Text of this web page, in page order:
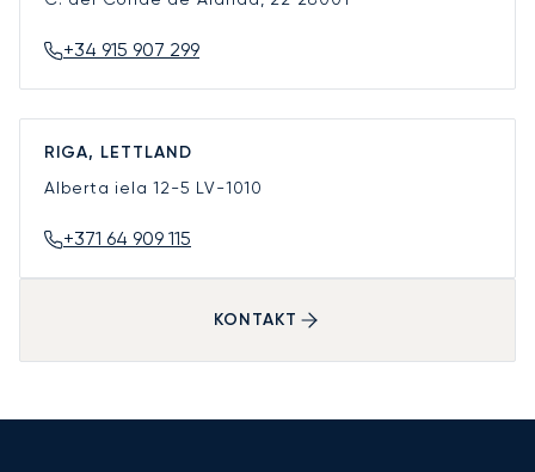
+34 915 907 299
RIGA, LETTLAND
Alberta iela 12-5 LV-1010
+371 64 909 115
KONTAKT